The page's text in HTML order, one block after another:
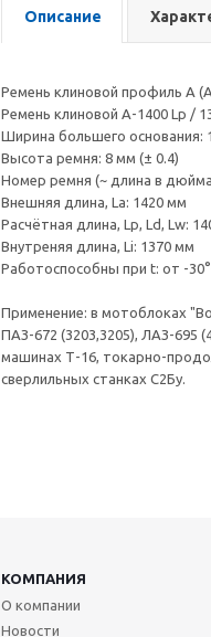
Описание
Ремень клиновой профиль A
Ремень клиновой А-1400 Lp /
Ширина большего основания:
Высота ремня: 8 мм (± 0.4)
Номер ремня (~ длина в
Внешняя длина, La: 1420 мм
Расчётная длина, Lp, Ld, Lw:
Внутреняя длина, Li: 1370 мм
Работоспособны при t: от -
Применение: в мотоблоках
ПАЗ-672 (3203,3205), ЛАЗ-695
машинах Т-16, токарно-
сверлильных станках С2Бу.
КОМПАНИЯ
О компании
Новости